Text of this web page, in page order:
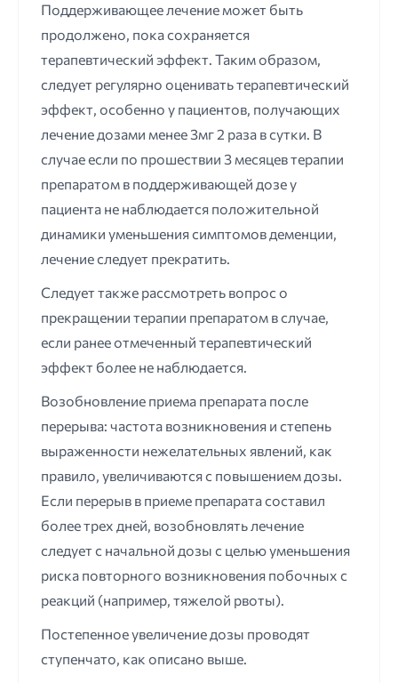
Поддерживающее лечение может быть
продолжено, пока сохраняется
терапевтический эффект. Таким образом,
следует регулярно оценивать терапевтический
эффект, особенно у пациентов, получающих
лечение дозами менее 3мг 2 раза в сутки. В
случае если по прошествии 3 месяцев терапии
препаратом в поддерживающей дозе у
пациента не наблюдается положительной
динамики уменьшения симптомов деменции,
лечение следует прекратить.
Следует также рассмотреть вопрос о
прекращении терапии препаратом в случае,
если ранее отмеченный терапевтический
эффект более не наблюдается.
Возобновление приема препарата после
перерыва: частота возникновения и степень
выраженности нежелательных явлений, как
правило, увеличиваются с повышением дозы.
Если перерыв в приеме препарата составил
более трех дней, возобновлять лечение
следует с начальной дозы с целью уменьшения
риска повторного возникновения побочных с
реакций (например, тяжелой рвоты).
Постепенное увеличение дозы проводят
ступенчато, как описано выше.